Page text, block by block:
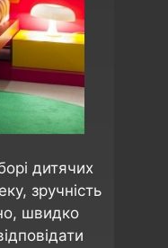
дитячих
зручність
швидко